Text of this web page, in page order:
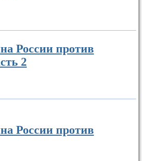
России против
2
России против